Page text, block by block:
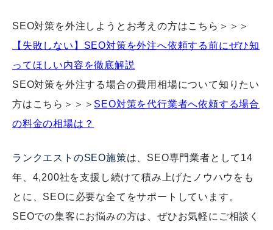
SEO対策を外注しようとお考えの方はこちら＞＞＞
【失敗しない】SEO対策を外注へ依頼する前にぜひ知
ってほしい内容を徹底解説
SEO対策を外注する場合の費用相場について知りたい
方はこちら＞＞＞ SEO対策を代行業者へ依頼する場合
の料金の相場は？
ランクエストのSEO施策は、SEO専門業者として14
年、4,200社を支援し続けて積み上げたノウハウをも
とに、SEOに必要な全てをサポートしています。
SEOでの集客にお悩みの方は、ぜひお気軽にご相談く